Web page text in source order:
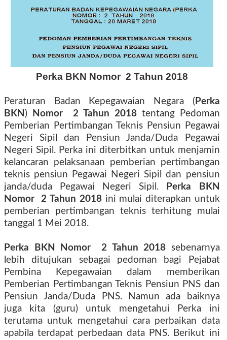
Perka BKN Nomor 2 Tahun 2018
Peraturan Badan Kepegawaian Negara ( Perka
BKN ) Nomor 2 Tahun 2018tentang Pedoman
Pemberian Pertimbangan Teknis Pensiun Pegawai
Negeri Sipil dan Pensiun Janda/Duda Pegawai
Negeri Sipil. Perka ini diterbitkan untuk menjamin
kelancaran pelaksanaan pemberian pertimbangan
teknis pensiun Pegawai Negeri Sipil dan pensiun
janda/duda Pegawai Negeri Sipil.
Perka BKN
Nomor
2 Tahun 2018 ini mulai diterapkan untuk
pemberian pertimbangan teknis terhitung mulai
tanggal 1 Mei 2018.
Perka BKN Nomor 2 Tahun 2018 sebenarnya
lebih ditujukan sebagai pedoman bagi Pejabat
Pembina Kepegawaian dalam memberikan
Pemberian Pertimbangan Teknis Pensiun PNS dan
Pensiun Janda/Duda PNS. Namun ada baiknya
juga kita (guru) untuk mengetahui Perka ini
terutama untuk mengetahui cara perbaikan data
apabila terdapat perbedaan data PNS. Berikut ini